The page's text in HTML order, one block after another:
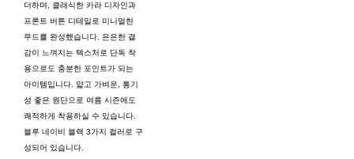
더하며, 클래식한 카라 디자인과
프론트 버튼 디테일로 미니멀한
무드를 완성했습니다. 은은한 결
감이 느껴지는 텍스처로 단독 착
용으로도 충분한 포인트가 되는
아이템입니다. 얇고 가벼운, 통기
성 좋은 원단으로 여름 시즌에도
쾌적하게 착용하실 수 있습니다.
블루 네이비 블랙 3가지 컬러로 구
성되어 있습니다.